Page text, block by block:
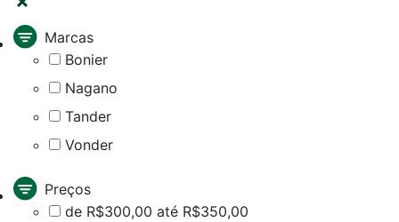
Marcas
Bonier
Nagano
Tander
Vonder
Preços
de R$300,00 até R$350,00